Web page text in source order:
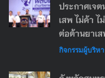
ประกาศเจ
เสพ ไม่ค้า ไ
ต่อต้านยาเ
กิจกรรมผู้บริห